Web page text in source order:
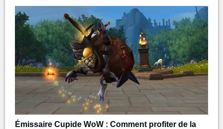
Émissaire Cupide WoW : Comment profiter de la